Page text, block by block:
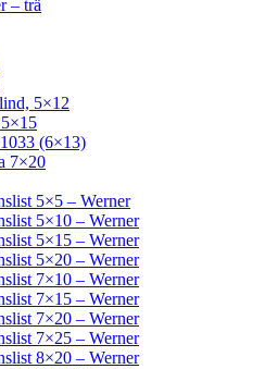
– trä
5×12
(6×13)
7×20
5×5 – Werner
5×10 – Werner
5×15 – Werner
5×20 – Werner
7×10 – Werner
7×15 – Werner
7×20 – Werner
7×25 – Werner
8×20 – Werner